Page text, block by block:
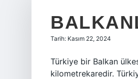
Tarih: Kasım 22, 2024
Türkiye bir Balkan
kilometrekaredir.